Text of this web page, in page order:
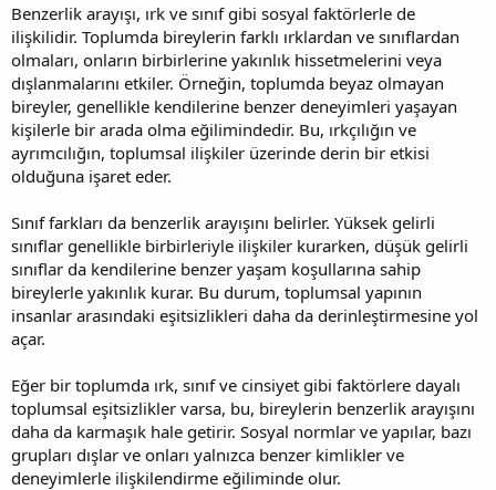
Benzerlik arayışı, ırk ve sınıf gibi sosyal faktörlerle de
ilişkilidir. Toplumda bireylerin farklı ırklardan ve sınıflardan
olmaları, onların birbirlerine yakınlık hissetmelerini veya
dışlanmalarını etkiler. Örneğin, toplumda beyaz olmayan
bireyler, genellikle kendilerine benzer deneyimleri yaşayan
kişilerle bir arada olma eğilimindedir. Bu, ırkçılığın ve
ayrımcılığın, toplumsal ilişkiler üzerinde derin bir etkisi
olduğuna işaret eder.
Sınıf farkları da benzerlik arayışını belirler. Yüksek gelirli
sınıflar genellikle birbirleriyle ilişkiler kurarken, düşük gelirli
sınıflar da kendilerine benzer yaşam koşullarına sahip
bireylerle yakınlık kurar. Bu durum, toplumsal yapının
insanlar arasındaki eşitsizlikleri daha da derinleştirmesine yol
açar.
Eğer bir toplumda ırk, sınıf ve cinsiyet gibi faktörlere dayalı
toplumsal eşitsizlikler varsa, bu, bireylerin benzerlik arayışını
daha da karmaşık hale getirir. Sosyal normlar ve yapılar, bazı
grupları dışlar ve onları yalnızca benzer kimlikler ve
deneyimlerle ilişkilendirme eğiliminde olur.